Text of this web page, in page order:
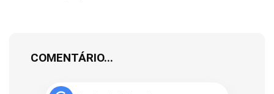
COMENTÁRIO...